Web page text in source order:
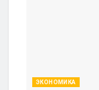
ЭКОНОМИКА